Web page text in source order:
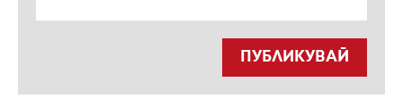
ПУБЛИКУВАЙ